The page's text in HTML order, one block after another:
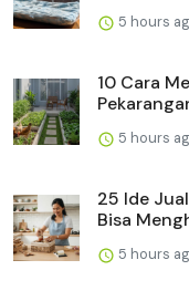
5 hours
10 Cara
5 hours
25 Ide
Bisa
5 hours